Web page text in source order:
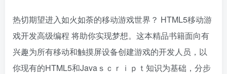
热切期望进入如火如荼的移动游戏世界？ HTML5移动游
戏开发高级编程 将助你实现梦想。这本精品书籍面向有
兴趣为所有移动和触摸屏设备创建游戏的开发人员，以
你现有的HTML5和Javaｓｃｒｉｐｔ知识为基础，分步